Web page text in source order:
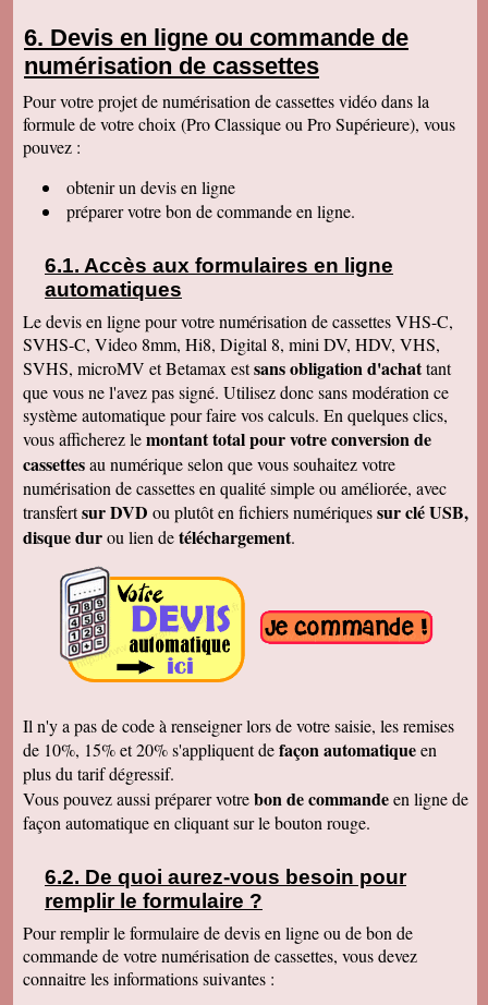
Merci.
Bernard D
Hervé L
J'ai bien reçu le colis. Après visonnage de
Christophe M.
Nous avons bien reçu les K7 et le disque dur.
Nous sommes ravis et très émus de revoir tout
ce passé, ces images de nos filles petites, il y
a plus de 20 ans, et de notre mariage... Merci
infiniment. Bien cordialement PS / je ne
manquerai pas de recommander votre
entreprise.
J'ai bien reçu la K7 et les DVD, c'est parfait.
Merci
Cécile B.
J'ai bien reçu le DVD et le son est parfait. Je
vous remercie de vos efforts. Bien cordialement
Bernard D.
Bien reçu votre COLIS - Travail fénoménal que
j'ai eu peur d'entreprendre !!!!!!!!!!!!! Le disque
DUR et les CD/DVD fonctionnement
parfaitement ........ Je vais entreprendre
pour........ NOEL 3 copies. pour mes 3 enfants
de 1980 à ce jour . MERCI MERCI MERCI Je
vais communiquer vos coordonnées à mon
entourage...
Véronique F.
Marc T.
J'ai reçu le DVD hier. Merci beaucoup, j'aurai
d'autres bandes à vous envoyer dont du super8.
Cordialement
François L.
10.10) et tous les fichiers se sont ouverts.
Merci pour le chèque de remboursement. Il est
clair que j'indiquerais vos coordonnées aux
cordialement
Nicolas B.
J ai bien recu le colis. Les cd sont impeccables.
Devis en ligne ou commande de
numérisation de cassettes
Pour votre projet de numérisation de cassettes vidéo dans la
formule de votre choix (Pro Classique ou Pro Supérieure), vous
pouvez :
obtenir un devis en ligne
préparer votre bon de commande en ligne.
Accès aux formulaires en ligne
automatiques
Le devis en ligne pour votre numérisation de cassettes VHS-C,
SVHS-C, Video 8mm, Hi8, Digital 8, mini DV, HDV, VHS,
SVHS, microMV et Betamax estsans obligation d'achattant
que vous ne l'avez pas signé. Utilisez donc sans modération ce
système automatique pour faire vos calculs. En quelques clics,
vous afficherez lemontant total pour votre conversion de
cassettesau numérique selon que vous souhaitez votre
numérisation de cassettes en qualité simple ou améliorée, avec
transfertsur DVD ou plutôt en fichiers numériquessur clé USB,
disque durou lien detéléchargement.
Il n'y a pas de code à renseigner lors de votre saisie, les remises
de 10%, 15% et 20% s'appliquent defaçon automatiqueen
plus du tarif dégressif.
Vous pouvez aussi préparer votrebon de commandeen ligne de
façon automatique en cliquant sur le bouton rouge.
De quoi aurez-vous besoin pour
remplir le formulaire ?
Pour remplir le formulaire de devis en ligne ou de bon de
commande de votre numérisation de cassettes, vous devez
connaitre les informations suivantes :